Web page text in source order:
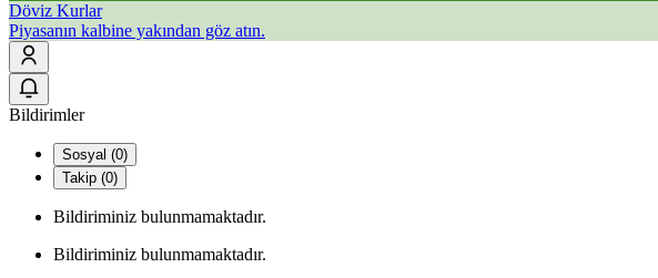
Döviz Kurlar
Piyasanın kalbine yakından göz atın.
Bildirimler
Sosyal (0)
Takip (0)
Bildiriminiz bulunmamaktadır.
Bildiriminiz bulunmamaktadır.